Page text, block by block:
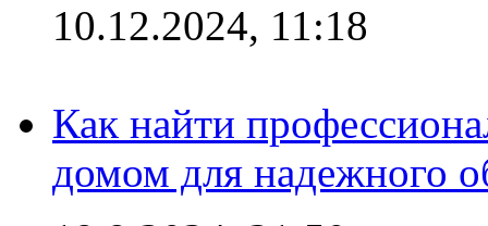
10.12.2024, 11:18
Как найти
домом для надежного